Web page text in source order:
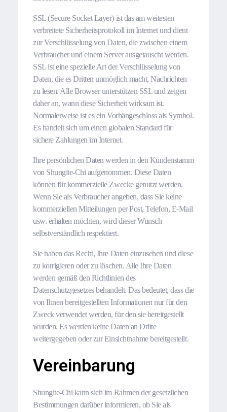
SSL (Secure Socket Layer) ist das am weitesten
verbreitete Sicherheitsprotokoll im Internet und dient
zur Verschlüsselung von Daten, die zwischen einem
Verbraucher und einem Server ausgetauscht werden.
SSL ist eine spezielle Art der Verschlüsselung von
Daten, die es Dritten unmöglich macht, Nachrichten
zu lesen. Alle Browser unterstützen SSL und zeigen
daher an, wann diese Sicherheit wirksam ist.
Normalerweise ist es ein Vorhängeschloss als Symbol.
Es handelt sich um einen globalen Standard für
sichere Zahlungen im Internet.
Ihre persönlichen Daten werden in den Kundenstamm
von Shungite-Chi aufgenommen. Diese Daten
können für kommerzielle Zwecke genutzt werden.
Wenn Sie als Verbraucher angeben, dass Sie keine
kommerziellen Mitteilungen per Post, Telefon, E-Mail
usw. erhalten möchten, wird dieser Wunsch
selbstverständlich respektiert.
Sie haben das Recht, Ihre Daten einzusehen und diese
zu korrigieren oder zu löschen. Alle Ihre Daten
werden gemäß den Richtlinien des
Datenschutzgesetzes behandelt. Das bedeutet, dass die
von Ihnen bereitgestellten Informationen nur für den
Zweck verwendet werden, für den sie bereitgestellt
wurden. Es werden keine Daten an Dritte
weitergegeben oder zur Einsichtnahme bereitgestellt.
Vereinbarung
Shungite-Chi kann sich im Rahmen der gesetzlichen
Bestimmungen darüber informieren, ob Sie als